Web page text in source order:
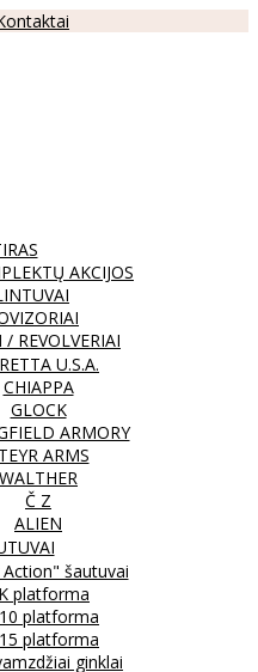
AKCIJOS
REVOLVERIAI
U.S.A.
CHIAPPA
GLOCK
ARMORY
ARMS
WALTHER
Č Z
ALIEN
šautuvai
platforma
platforma
platforma
ginklai